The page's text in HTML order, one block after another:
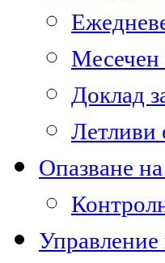
Доклад
Летливи
Опазване
Управление